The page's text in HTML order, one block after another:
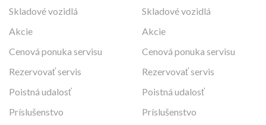
Skladové vozidlá
Akcie
Cenová ponuka servisu
Rezervovať servis
Poistná udalosť
Príslušenstvo
Skladové vozidlá
Akcie
Cenová ponuka servisu
Rezervovať servis
Poistná udalosť
Príslušenstvo